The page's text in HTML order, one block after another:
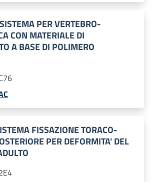
SISTEMA PER VERTEBRO-
CON MATERIALE DI
A BASE DI POLIMERO
FISSAZIONE TORACO-
PER DEFORMITA' DEL